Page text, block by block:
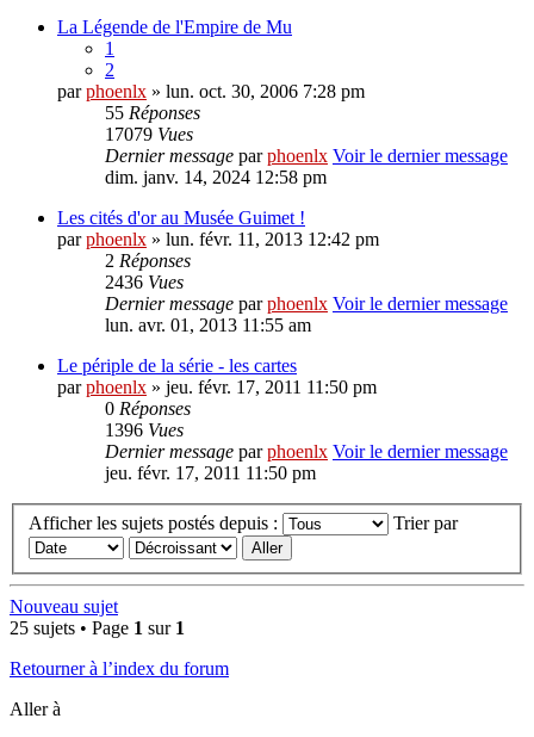
La Légende de l'Empire de Mu
1
2
parphoenlx » lun. oct. 30, 2006 7:28 pm
55 Réponses
17079 Vues
Dernier message parphoenlx Voir le dernier message
dim. janv. 14, 2024 12:58 pm
Les cités d'or au Musée Guimet !
parphoenlx » lun. févr. 11, 2013 12:42 pm
2 Réponses
2436 Vues
Dernier message parphoenlx Voir le dernier message
lun. avr. 01, 2013 11:55 am
Le périple de la série - les cartes
parphoenlx » jeu. févr. 17, 2011 11:50 pm
0 Réponses
1396 Vues
Dernier message parphoenlx Voir le dernier message
jeu. févr. 17, 2011 11:50 pm
Afficher les sujets postés depuis : Trier par
Nouveau sujet
25 sujets • Page 1 sur 1
Retourner à l’index du forum
Aller à